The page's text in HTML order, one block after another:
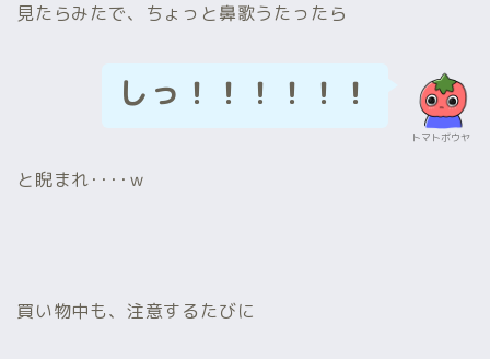
見たらみたで、ちょっと鼻歌うたったら
トマトボウヤ
しっ！！！！！！
と睨まれ････ｗ
買い物中も、注意するたびに